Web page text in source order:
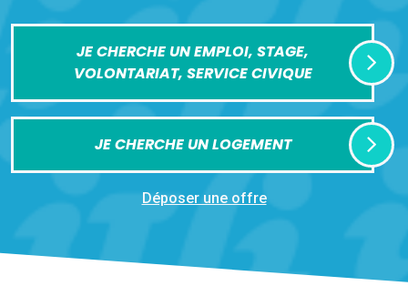
JE CHERCHE UN EMPLOI, STAGE,
VOLONTARIAT, SERVICE CIVIQUE
JE CHERCHE UN LOGEMENT
Déposer une offre